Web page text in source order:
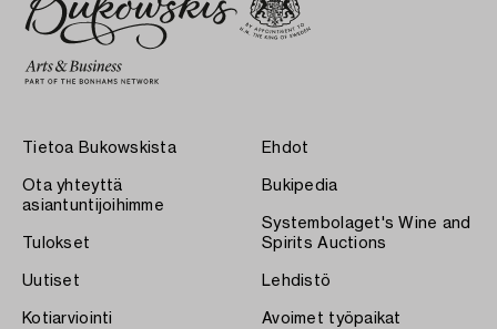
Tietoa Bukowskista
Ota yhteyttä
asiantuntijoihimme
Tulokset
Uutiset
Kotiarviointi
Ehdot
Bukipedia
Systembolaget's Wine and
Spirits Auctions
Lehdistö
Avoimet työpaikat